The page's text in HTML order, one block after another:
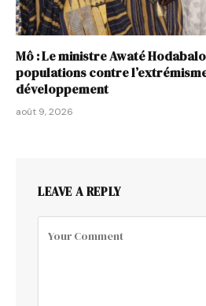
Mô : Le ministre Awaté
populations contre
développement
août 9, 2026
LEAVE A REPLY